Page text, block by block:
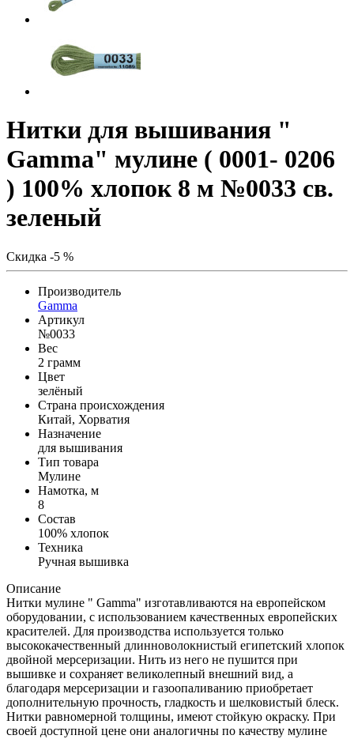
Нитки для вышивания "
Gamma" мулине ( 0001- 0206
) 100% хлопок 8 м №0033 св.
зеленый
Скидка -5 %
Производитель
Gamma
Артикул
№0033
Вес
2 грамм
Цвет
зелёный
Страна происхождения
Китай, Хорватия
Назначение
для вышивания
Тип товара
Мулине
Намотка, м
8
Состав
100% хлопок
Техника
Ручная вышивка
Описание
Нитки мулине " Gamma" изготавливаются на европейском
оборудовании, с использованием качественных европейских
красителей. Для производства используется только
высококачественный длинноволокнистый египетский хлопок
двойной мерсеризации. Нить из него не пушится при
вышивке и сохраняет великолепный внешний вид, а
благодаря мерсеризации и газоопаливанию приобретает
дополнительную прочность, гладкость и шелковистый блеск.
Нитки равномерной толщины, имеют стойкую окраску. При
своей доступной цене они аналогичны по качеству мулине